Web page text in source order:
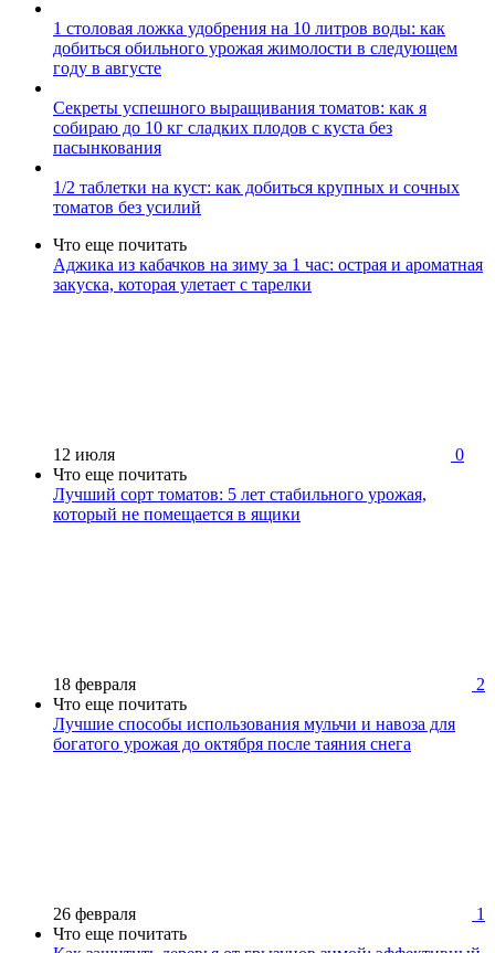
1 столовая ложка удобрения на 10 литров воды: как
добиться обильного урожая жимолости в следующем
году в августе
Секреты успешного выращивания томатов: как я
собираю до 10 кг сладких плодов с куста без
пасынкования
1/2 таблетки на куст: как добиться крупных и сочных
томатов без усилий
Что еще почитать
Аджика из кабачков на зиму за 1 час: острая и ароматная
закуска, которая улетает с тарелки
12 июля
0
Что еще почитать
Лучший сорт томатов: 5 лет стабильного урожая,
который не помещается в ящики
18 февраля
2
Что еще почитать
Лучшие способы использования мульчи и навоза для
богатого урожая до октября после таяния снега
26 февраля
1
Что еще почитать